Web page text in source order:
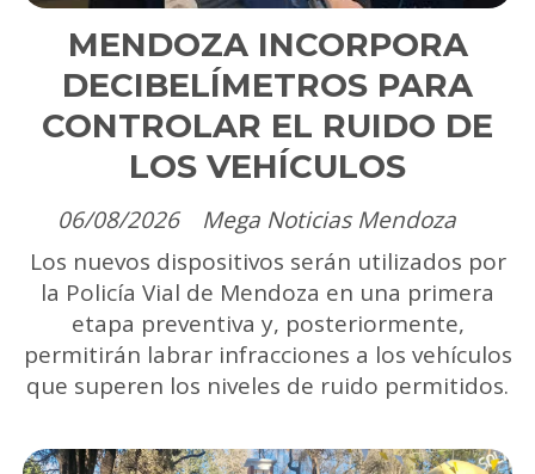
MENDOZA INCORPORA
DECIBELÍMETROS PARA
CONTROLAR EL RUIDO DE
LOS VEHÍCULOS
Mega Noticias Mendoza
06/08/2026
Los nuevos dispositivos serán utilizados por
la Policía Vial de Mendoza en una primera
etapa preventiva y, posteriormente,
permitirán labrar infracciones a los vehículos
que superen los niveles de ruido permitidos.